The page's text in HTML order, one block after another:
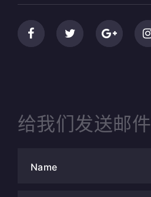
给我们发送邮件
Name